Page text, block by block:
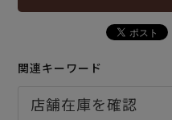
関連キーワード